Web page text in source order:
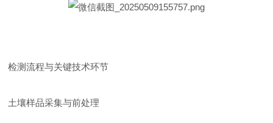
检测流程与关键技术环节
土壤样品采集与前处理